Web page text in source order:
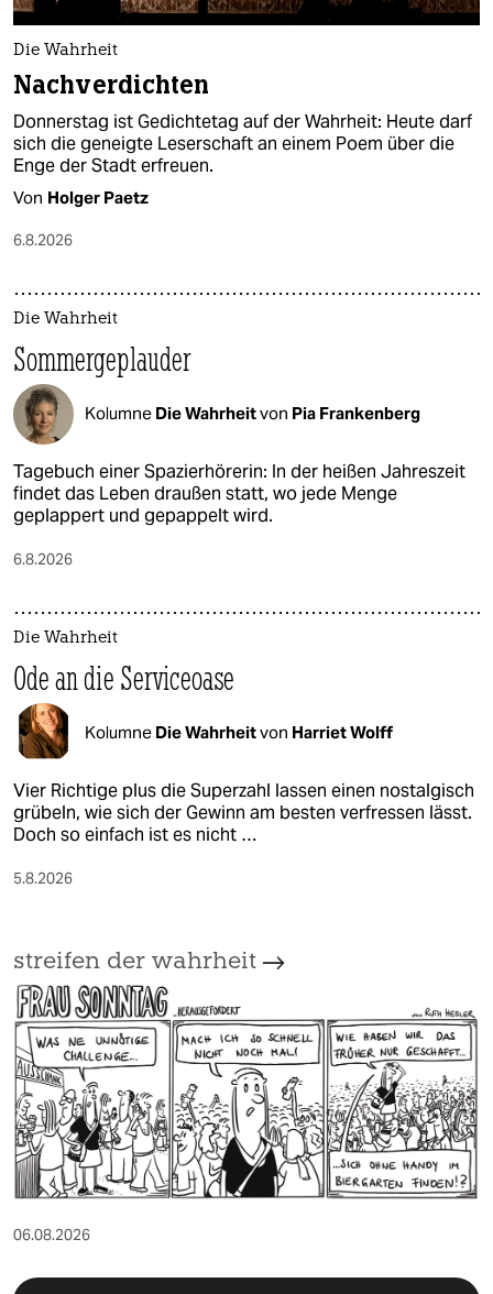
verlag
veranstaltungen
shop
fragen & hilfe
unterstützen
abo
genossenschaft
Die Wahrheit
Nachverdichten
Donnerstag ist Gedichtetag auf der Wahrheit: Heute darf
sich die geneigte Leserschaft an einem Poem über die
Enge der Stadt erfreuen.
Von Holger Paetz
6.8.2026
Die Wahrheit
Sommergeplauder
Kolumne Die Wahrheitvon Pia Frankenberg
Tagebuch einer Spazierhörerin: In der heißen Jahreszeit
findet das Leben draußen statt, wo jede Menge
geplappert und gepappelt wird.
6.8.2026
Die Wahrheit
Ode an die Serviceoase
Kolumne Die Wahrheitvon Harriet Wolff
Vier Richtige plus die Superzahl lassen einen nostalgisch
grübeln, wie sich der Gewinn am besten verfressen lässt.
Doch so einfach ist es nicht …
5.8.2026
streifen der wahrheit
06.08.2026